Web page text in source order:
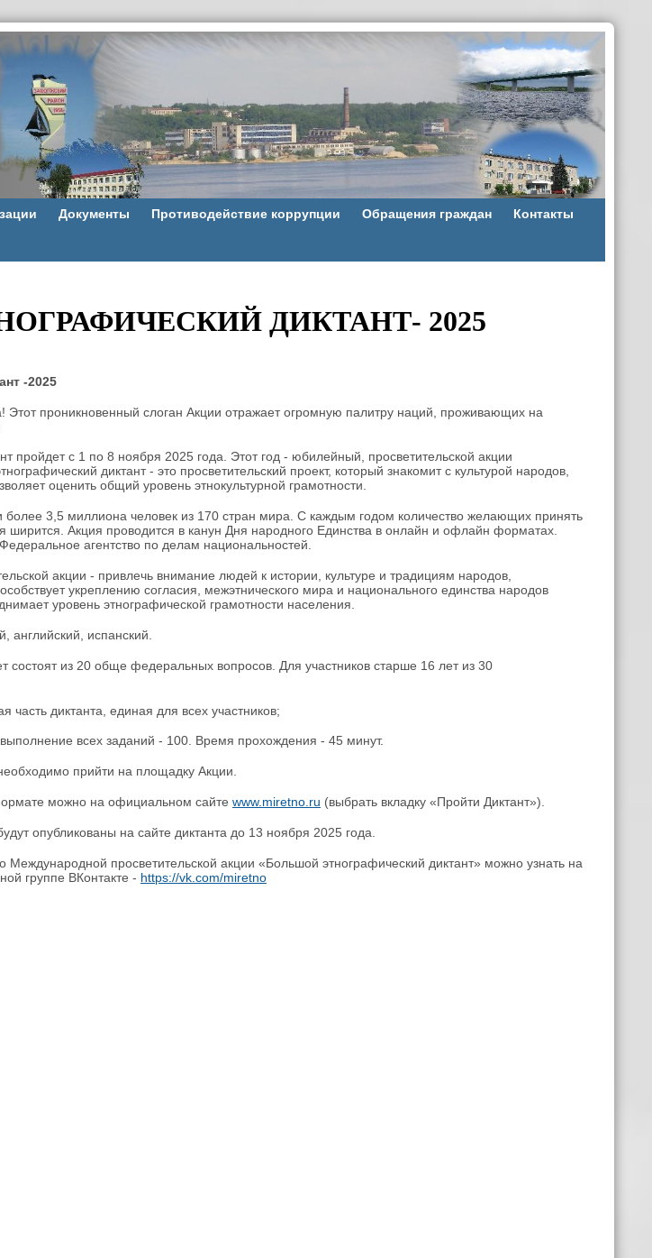
Документы Противодействие коррупции Обращения граждан Контакты
ДИКТАНТ- 2025
-2025
проникновенный слоган Акции отражает огромную палитру наций, проживающих на
пройдет с 1 по 8 ноября 2025 года. Этот год - юбилейный, просветительской акции
диктант - это просветительский проект, который знакомит с культурой народов,
оценить общий уровень этнокультурной грамотности.
3,5 миллиона человек из 170 стран мира. С каждым годом количество желающих принять
ширится. Акция проводится в канун Дня народного Единства в онлайн и офлайн форматах.
агентство по делам национальностей.
акции - привлечь внимание людей к истории, культуре и традициям народов,
укреплению согласия, межэтнического мира и национального единства народов
уровень этнографической грамотности населения.
английский, испанский.
состоят из 20 обще федеральных вопросов. Для участников старше 16 лет из 30
диктанта, единая для всех участников;
всех заданий - 100. Время прохождения - 45 минут.
прийти на площадку Акции.
можно на официальном сайте www.miretno.ru (выбрать вкладку «Пройти Диктант»).
опубликованы на сайте диктанта до 13 ноября 2025 года.
просветительской акции «Большой этнографический диктант» можно узнать на
группе ВКонтакте - https://vk.com/miretno